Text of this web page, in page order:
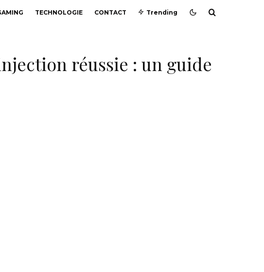
TECHNOLOGIE CONTACT Trending
réussie : un guide